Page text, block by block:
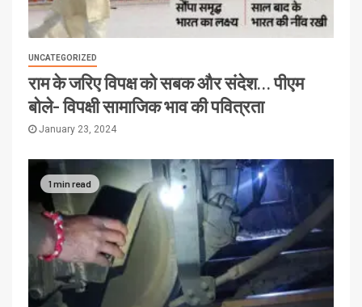
UNCATEGORIZED
राम के जरिए विपक्ष को सबक और संदेश… पीएम
बोले- विपक्षी सामाजिक भाव की पवित्रता
January 23, 2024
1 min read